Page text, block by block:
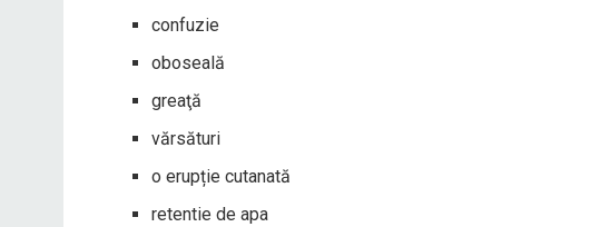
confuzie
oboseală
greaţă
vărsături
o erupție cutanată
retentie de apa